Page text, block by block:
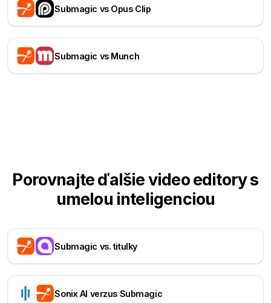
Submagic vs Opus Clip
Submagic vs Munch
Porovnajte ďalšie video editory s
umelou inteligenciou
Submagic vs. titulky
Sonix AI verzus Submagic